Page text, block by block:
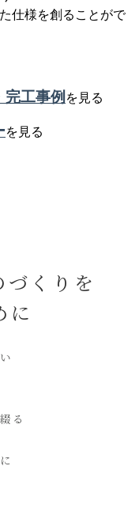
仕様を創ることがで
工事例 を見る
を見る
づくりを
に
る